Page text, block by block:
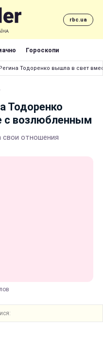
rbc.ua
Гороскопи
Тодоренко вышла в свет
Тодоренко
с возлюбленным
свои отношения